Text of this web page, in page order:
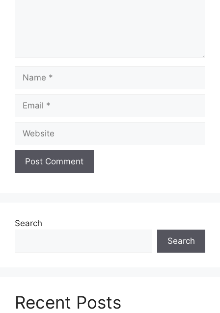
Search
Search
Recent Posts